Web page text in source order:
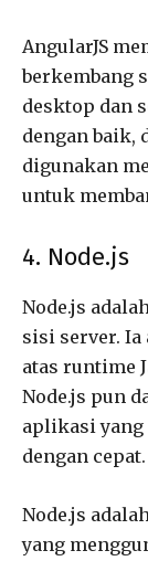
AngularJS
berkembang
desktop dan
dengan baik,
digunakan
untuk
4. Node.js
Node.js adalah
sisi server.
atas runtime
Node.js pun
aplikasi yang
dengan cepat.
Node.js
yang